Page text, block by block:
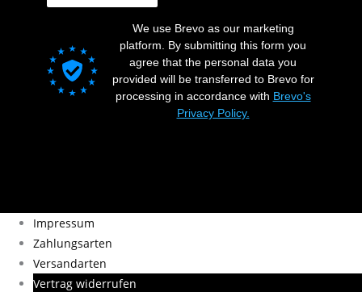
We use Brevo as our marketing
platform. By submitting this form you
agree that the personal data you
provided will be transferred to Brevo for
processing in accordance with Brevo's
Privacy Policy.
Impressum
Zahlungsarten
Versandarten
Vertrag widerrufen